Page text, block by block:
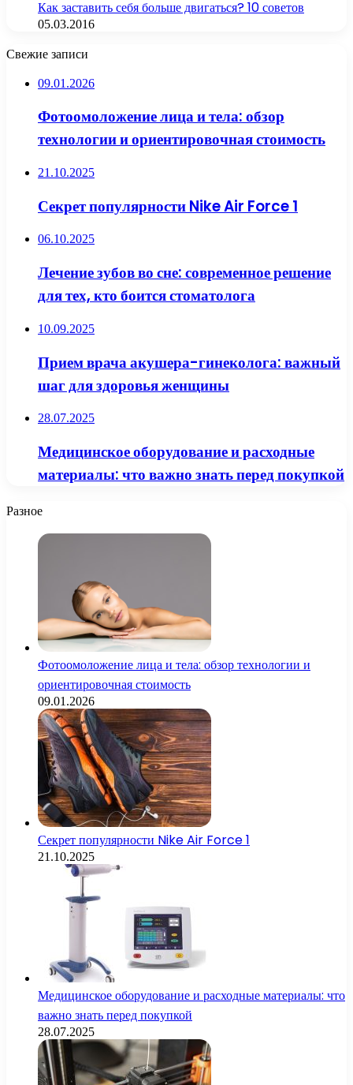
Как заставить себя больше двигаться? 10 советов
05.03.2016
Свежие записи
09.01.2026
Фотоомоложение лица и тела: обзор
технологии и ориентировочная стоимость
21.10.2025
Секрет популярности Nike Air Force 1
06.10.2025
Лечение зубов во сне: современное решение
для тех, кто боится стоматолога
10.09.2025
Прием врача акушера-гинеколога: важный
шаг для здоровья женщины
28.07.2025
Медицинское оборудование и расходные
материалы: что важно знать перед покупкой
Разное
Фотоомоложение лица и тела: обзор технологии и
ориентировочная стоимость
09.01.2026
Секрет популярности Nike Air Force 1
21.10.2025
Медицинское оборудование и расходные материалы: что
важно знать перед покупкой
28.07.2025